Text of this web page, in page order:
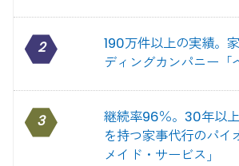
2
190万件以上の実績。
ディングカンパニー「
3
継続率96％。30年以
を持つ家事代行のパイ
メイド・サービス」